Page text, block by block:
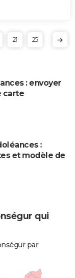
21 25
: envoyer
carte
:
et modèle de
qui
par